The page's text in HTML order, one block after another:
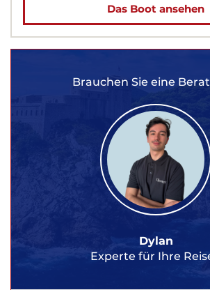
Das Boot ansehen
Brauchen Sie eine
Dylan
Experte für Ihre